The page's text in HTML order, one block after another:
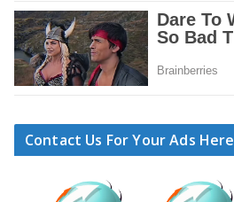
Contact Us For Your Ads Here